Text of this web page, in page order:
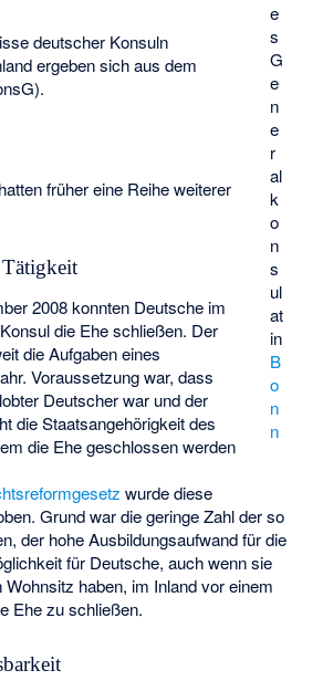
e
s
G
e
n
e
r
al
k
o
n
s
ul
at
in
B
o
n
n
deutscher Konsuln
ergeben sich aus dem
früher eine Reihe weiterer
Tätigkeit
2008 konnten Deutsche im
die Ehe schließen. Der
die Aufgaben eines
Voraussetzung war, dass
Deutscher war und der
die Staatsangehörigkeit des
die Ehe geschlossen werden
wurde diese
Grund war die geringe Zahl der so
der hohe Ausbildungsaufwand für die
für Deutsche, auch wenn sie
haben, im Inland vor einem
Ehe zu schließen.